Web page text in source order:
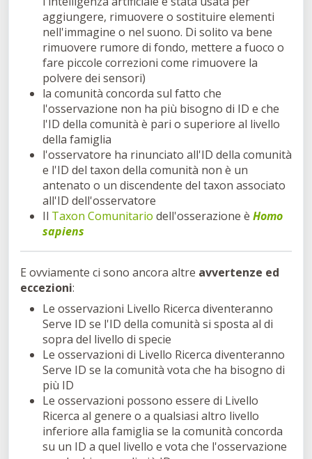
aggiungere, rimuovere o sostituire elementi
nell'immagine o nel suono. Di solito va bene
rimuovere rumore di fondo, mettere a fuoco o
fare piccole correzioni come rimuovere la
polvere dei sensori)
la comunità concorda sul fatto che
l'osservazione non ha più bisogno di ID e che
l'ID della comunità è pari o superiore al livello
della famiglia
l'osservatore ha rinunciato all'ID della comunità
e l'ID del taxon della comunità non è un
antenato o un discendente del taxon associato
all'ID dell'osservatore
Il Taxon Comunitario dell'osserazione è Homo
sapiens
E ovviamente ci sono ancora altre avvertenze ed
eccezioni:
Le osservazioni Livello Ricerca diventeranno
Serve ID se l'ID della comunità si sposta al di
sopra del livello di specie
Le osservazioni di Livello Ricerca diventeranno
Serve ID se la comunità vota che ha bisogno di
più ID
Le osservazioni possono essere di Livello
Ricerca al genere o a qualsiasi altro livello
inferiore alla famiglia se la comunità concorda
su un ID a quel livello e vota che l'osservazione